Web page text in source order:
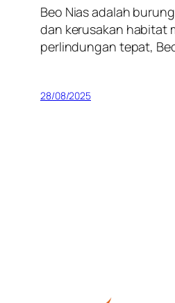
Beo Nias adalah
dan kerusakan habitat
perlindungan tepat,
28/08/2025